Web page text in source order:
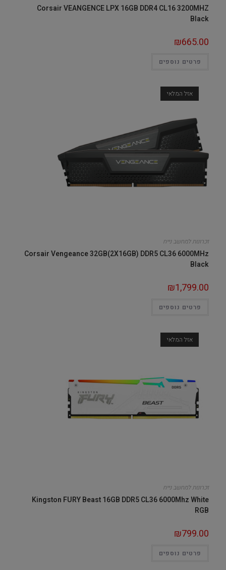
Corsair VEANGENCE LPX 16GB DDR4 CL16 3200MHZ
Black
₪665.00
פרטים נוספים
אזל המלאי
זכרונות למחשב נייח
Corsair Vengeance 32GB(2X16GB) DDR5 CL36 6000MHz
Black
₪1,799.00
פרטים נוספים
אזל המלאי
זכרונות למחשב נייח
Kingston FURY Beast 16GB DDR5 CL36 6000Mhz White
RGB
₪799.00
פרטים נוספים